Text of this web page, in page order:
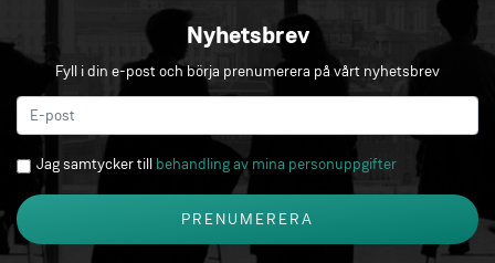
Nyhetsbrev
Fyll i din e-post och börja prenumerera på vårt nyhetsbrev
Jag samtycker till behandling av mina personuppgifter